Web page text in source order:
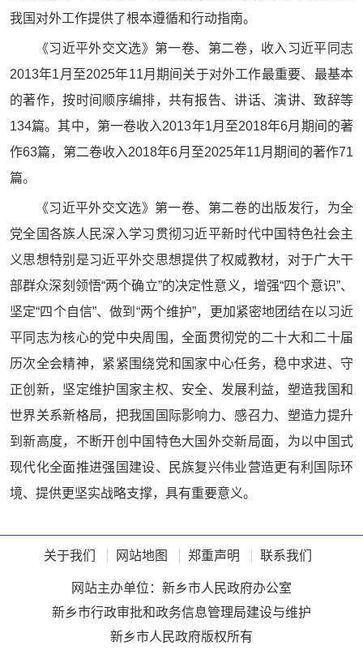
我国对外工作提供了根本遵循和行动指南。
《习近平外交文选》第一卷、第二卷，收入习近平同志
2013年1月至2025年11月期间关于对外工作最重要、最基本
的著作，按时间顺序编排，共有报告、讲话、演讲、致辞等
134篇。其中，第一卷收入2013年1月至2018年6月期间的著
作63篇，第二卷收入2018年6月至2025年11月期间的著作71
篇。
《习近平外交文选》第一卷、第二卷的出版发行，为全
党全国各族人民深入学习贯彻习近平新时代中国特色社会主
义思想特别是习近平外交思想提供了权威教材，对于广大干
部群众深刻领悟“两个确立”的决定性意义，增强“四个意识”、
坚定“四个自信”、做到“两个维护”，更加紧密地团结在以习近
平同志为核心的党中央周围，全面贯彻党的二十大和二十届
历次全会精神，紧紧围绕党和国家中心任务，稳中求进、守
正创新，坚定维护国家主权、安全、发展利益，塑造我国和
世界关系新格局，把我国国际影响力、感召力、塑造力提升
到新高度，不断开创中国特色大国外交新局面，为以中国式
现代化全面推进强国建设、民族复兴伟业营造更有利国际环
境、提供更坚实战略支撑，具有重要意义。
关于我们 网站地图 郑重声明 联系我们
网站主办单位：新乡市人民政府办公室
新乡市行政审批和政务信息管理局建设与维护
新乡市人民政府版权所有